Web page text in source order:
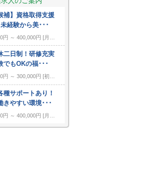
---補】資格取得支援
経験から美･･･
円 ～ 400,000円 月給207,500円～400,000円 ※上記額にはみなし残業代（月15時間分、22,000円分）を含みます。 ※超過分は全額支給します。 ◎年収500万可能！ ◎インセンティブあり 昇給：年４回（業績に応じて随時） 賞与：年２回・決算賞与（決算賞与は業績によります） 役職手当・責任者手当・達成手当（会社・店舗・個人の３種）・残業手当 ひとり暮らし手当（月15,000円まで） 通勤手当（月20,000円まで） ※試用期間：３ヶ月。試用期間中の月給は185,500円です。 試用期間中は固定残業代は含みません。 雇用形態やその他待遇に変更はありません。
二日制！研修充実
でもOKの福･･･
円 ～ 300,000円 初任給：16万～25万円+諸手当(地域・能力により異なる) 例：20万～25万円（東京都勤務） 平均給与：423,000円(平成29年度実績) ※給与は年間平均の税込定例給与であり、賞与は含んでおりません。
種サポートあり！
きやすい環境･･･
円 ～ 400,000円 月給214,500円～400,000円 ※上記額にはみなし残業代（月15時間分、23,000円分）を含みます。 ※超過分は全額支給します。 ◎年収500万可能！ ◎インセンティブあり 昇給：年４回（業績に応じて随時） 賞与：年２回・決算賞与（決算賞与は業績によります） 役職手当・責任者手当・達成手当（会社・店舗・個人の３種）・残業手当 ひとり暮らし手当（月15,000円まで） 通勤手当（月20,000円まで） ※試用期間：３ヶ月。試用期間中の月給は187,500円です。 試用期間中は固定残業代は含みません。 雇用形態やその他待遇に変更はありません。